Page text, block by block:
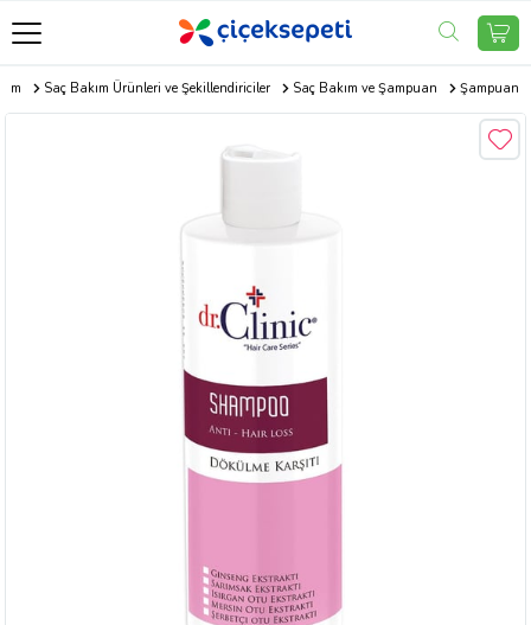
Saç Bakım Ürünleri ve Şekillendiriciler Saç Bakım ve Şampuan Şampuan